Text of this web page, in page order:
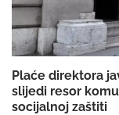
Plaće direktora
slijedi resor
socijalnoj zaštiti